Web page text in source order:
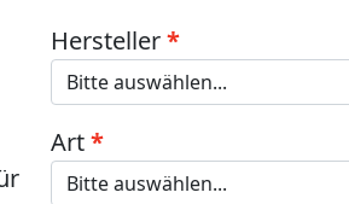
Hersteller
Art